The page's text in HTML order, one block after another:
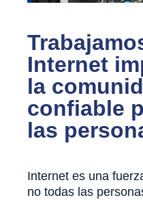
Internet
la
confiable
las
Internet es una
no todas las